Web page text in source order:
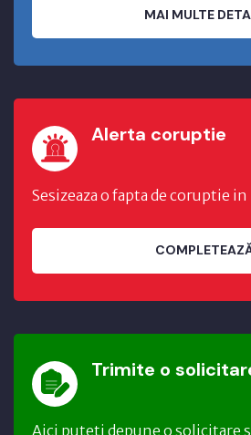
MAI MULTE
Alerta coruptie
Sesizeaza o fapta de coruptie
Trimite o
Aici puteți depune o solicitare